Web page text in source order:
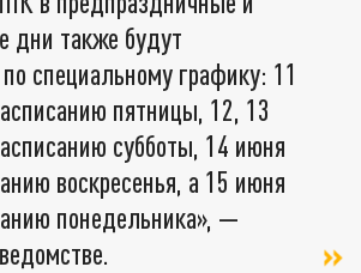
дни также будут
по специальному графику: 11
пятницы, 12, 13
субботы, 14 июня
воскресенья, а 15 июня
понедельника», —